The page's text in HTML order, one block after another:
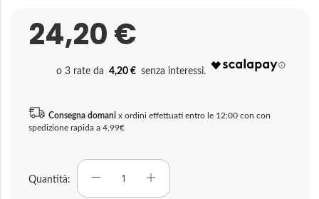
24,20 €
4,20 €
Consegna domani x ordini effettuati entro le 12:00 con con
spedizione rapida a 4,99€
Quantità